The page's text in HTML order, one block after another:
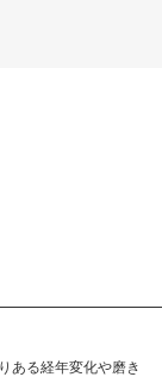
ある経年変化や磨き